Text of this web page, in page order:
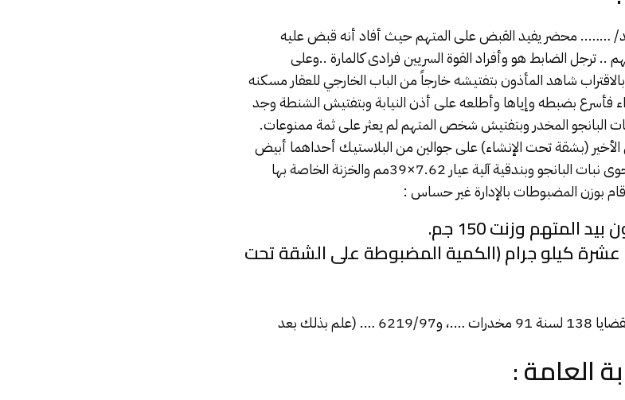
الساعة 6.45 م حرر الرائد/ …….. محضر يفيد القبض على المتهم حيث أفاد أنه قبض عليه
.. ترجل الضابط هو وأفراد القوة السريين فرادى كالمارة ..وعلى
شاهد المأذون بتفتيشه خارجاً من الباب الخارجي للعقار مسكنه
فأسرع بضبطه وإياها وأطلعه على أذن النيابة وبتفتيش الشنطة وجد
البانجو المخدر وبتفتيش شخص المتهم لم يعثر على ثمة ممنوعات.
الأخير (بشقة تحت الإنشاء) على جوالين من البلاستيك أحداهما أبيض
اللون بداخله عشرة لفافات من الورق يحوى نبات البانجو وبندقية آلية عيار 7.62×39مم والخزنة الخاصة بها
بوزن المضبوطات بالإدارة غير حساس :
المتهم وزنت 150 جم.
عشرة كيلو جرام (الكمية المضبوطة على الشقة تحت
كذلك أفاد أن المتهم سبق ضبطه في القضايا 138 لسنة 91 مخدرات ….، و6219/97 …. (علم بذلك بعد
العامة :